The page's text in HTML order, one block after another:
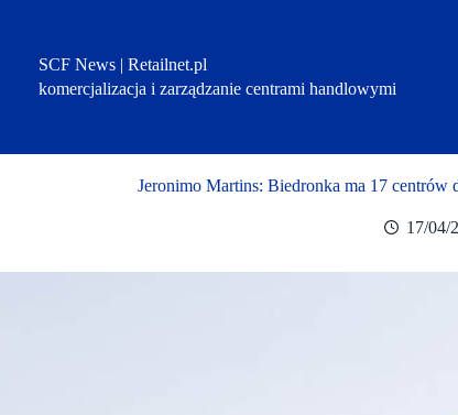
SCF News | Retailnet.pl
komercjalizacja i zarządzanie centrami handlowymi
Jeronimo Martins: Biedronka ma 17
17/04/